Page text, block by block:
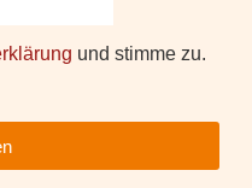
und stimme zu.